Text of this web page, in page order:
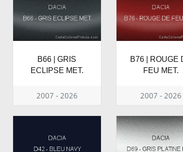
B66 | GRIS
ECLIPSE MET.
2007 - 2026
B76 | ROUGE
FEU MET.
2007 - 2026